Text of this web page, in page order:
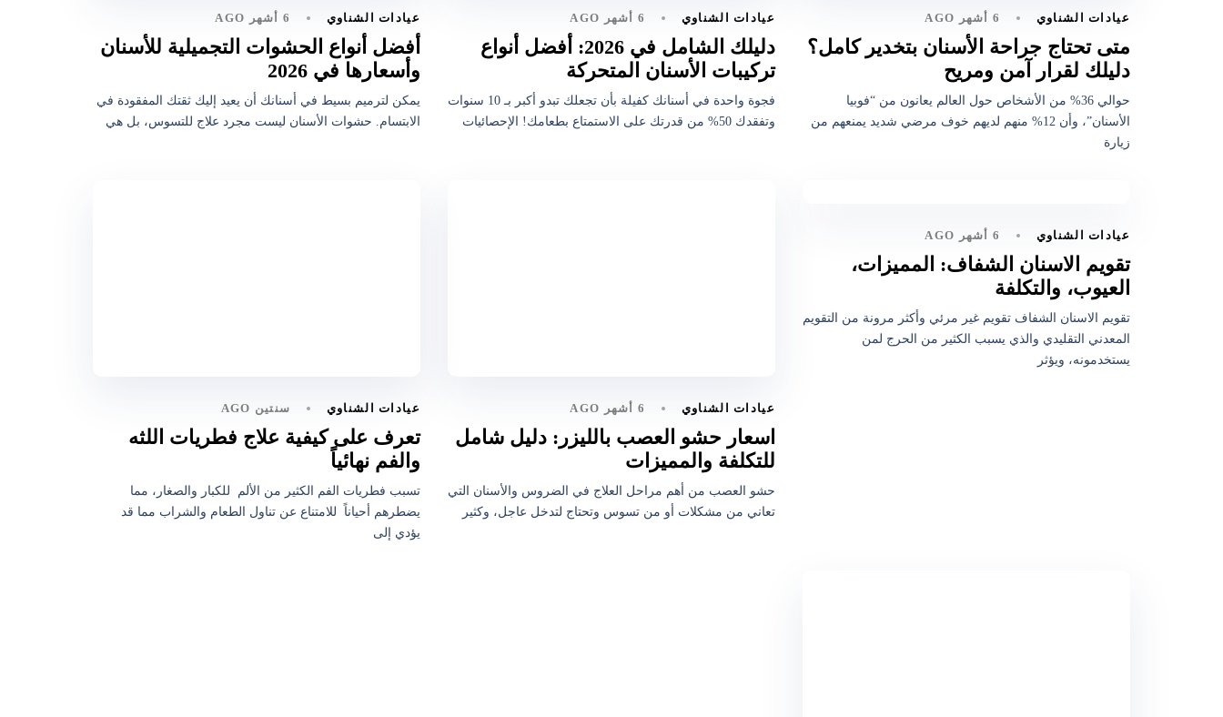
عيادات الشناوي 6 أشهر AGO
متى تحتاج جراحة الأسنان بتخدير كامل؟
دليلك لقرار آمن ومريح
حوالي 36% من الأشخاص حول العالم يعانون من “فوبيا
الأسنان”، وأن 12% منهم لديهم خوف مرضي شديد يمنعهم من
زيارة
عيادات الشناوي 6 أشهر AGO
دليلك الشامل في 2026: أفضل أنواع
تركيبات الأسنان المتحركة
فجوة واحدة في أسنانك كفيلة بأن تجعلك تبدو أكبر بـ 10 سنوات
وتفقدك 50% من قدرتك على الاستمتاع بطعامك! الإحصائيات
عيادات الشناوي 6 أشهر AGO
أفضل أنواع الحشوات التجميلية للأسنان
وأسعارها في 2026
يمكن لترميم بسيط في أسنانك أن يعيد إليك ثقتك المفقودة في
الابتسام. حشوات الأسنان ليست مجرد علاج للتسوس، بل هي
عيادات الشناوي 6 أشهر AGO
تقويم الاسنان الشفاف: المميزات،
العيوب، والتكلفة
تقويم الاسنان الشفاف تقويم غير مرئي وأكثر مرونة من التقويم
المعدني التقليدي والذي يسبب الكثير من الحرج لمن
يستخدمونه، ويؤثر
عيادات الشناوي 6 أشهر AGO
اسعار حشو العصب بالليزر: دليل شامل
للتكلفة والمميزات
حشو العصب من أهم مراحل العلاج في الضروس والأسنان التي
تعاني من مشكلات أو من تسوس وتحتاج لتدخل عاجل، وكثير
عيادات الشناوي سنتين AGO
تعرف على كيفية علاج فطريات اللثه
والفم نهائياً
تسبب فطريات الفم الكثير من الألم للكبار والصغار، مما
يضطرهم أحياناً للامتناع عن تناول الطعام والشراب مما قد
يؤدي إلى